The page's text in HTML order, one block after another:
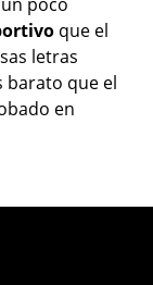
que el
letras
barato que el
en